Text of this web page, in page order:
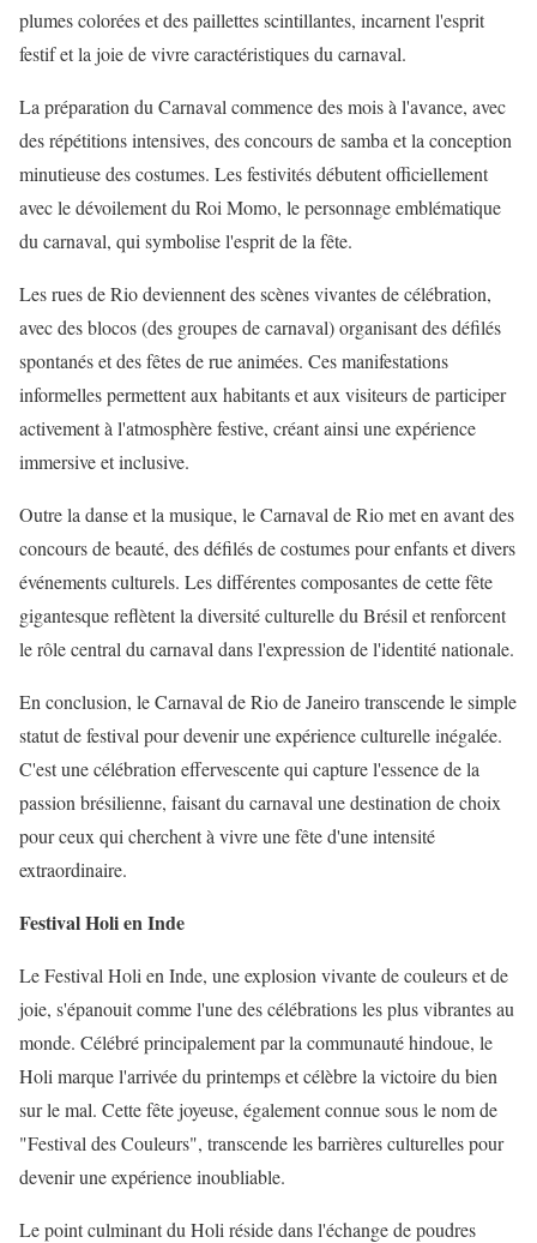
plumes colorées et des paillettes scintillantes, incarnent l'esprit
festif et la joie de vivre caractéristiques du carnaval.
La préparation du Carnaval commence des mois à l'avance, avec
des répétitions intensives, des concours de samba et la conception
minutieuse des costumes. Les festivités débutent officiellement
avec le dévoilement du Roi Momo, le personnage emblématique
du carnaval, qui symbolise l'esprit de la fête.
Les rues de Rio deviennent des scènes vivantes de célébration,
avec des blocos (des groupes de carnaval) organisant des défilés
spontanés et des fêtes de rue animées. Ces manifestations
informelles permettent aux habitants et aux visiteurs de participer
activement à l'atmosphère festive, créant ainsi une expérience
immersive et inclusive.
Outre la danse et la musique, le Carnaval de Rio met en avant des
concours de beauté, des défilés de costumes pour enfants et divers
événements culturels. Les différentes composantes de cette fête
gigantesque reflètent la diversité culturelle du Brésil et renforcent
le rôle central du carnaval dans l'expression de l'identité nationale.
En conclusion, le Carnaval de Rio de Janeiro transcende le simple
statut de festival pour devenir une expérience culturelle inégalée.
C'est une célébration effervescente qui capture l'essence de la
passion brésilienne, faisant du carnaval une destination de choix
pour ceux qui cherchent à vivre une fête d'une intensité
extraordinaire.
Festival Holi en Inde
Le Festival Holi en Inde, une explosion vivante de couleurs et de
joie, s'épanouit comme l'une des célébrations les plus vibrantes au
monde. Célébré principalement par la communauté hindoue, le
Holi marque l'arrivée du printemps et célèbre la victoire du bien
sur le mal. Cette fête joyeuse, également connue sous le nom de
"Festival des Couleurs", transcende les barrières culturelles pour
devenir une expérience inoubliable.
Le point culminant du Holi réside dans l'échange de poudres